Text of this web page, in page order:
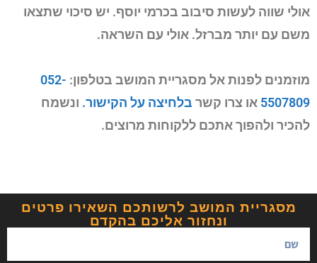
אולי שווה לעשות סיבוב בכרמי יוסף. יש סיכוי שתצאו
משם עם יותר מברזל. אולי עם השראה.
מוזמנים לפנות אל מסגריית המושב בטלפון: 052-
5507809 או צרו קשר בלחיצה על הקישור. ונשמח
להכיר ולהפוך אתכם ללקוחות מרוצים.
מסגריית המושב לרשותכם השאירו פרטים
ונחזור אליכם בהקדם